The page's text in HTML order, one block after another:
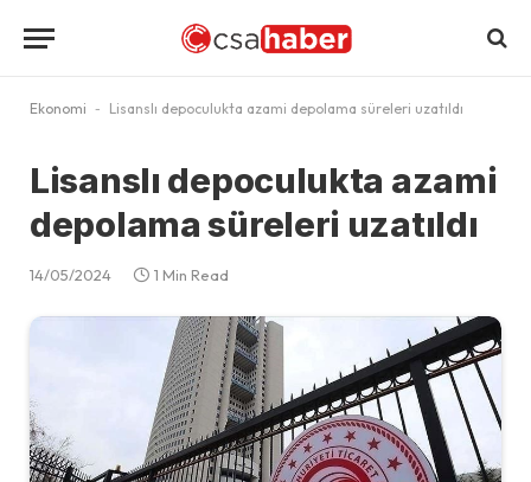
Ekonomi - Lisanslı depoculukta azami depolama süreleri uzatıldı
Lisanslı depoculukta azami
depolama süreleri uzatıldı
14/05/2024 1 Min Read